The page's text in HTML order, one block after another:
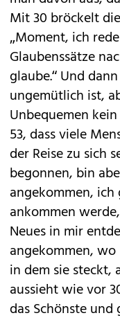
Mit 30 bröckelt
„Moment, ich
Glaubenssätze
glaube.“ Und
ungemütlich ist,
Unbequemen
53, dass viele
der Reise zu sich
begonnen, bin
angekommen,
ankommen
Neues in mir
angekommen, wo
in dem sie steckt,
aussieht wie vor
das Schönste